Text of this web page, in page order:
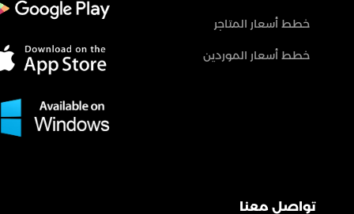
خطط أسعار المتاجر
خطط أسعار الموردين
تواصل معنا